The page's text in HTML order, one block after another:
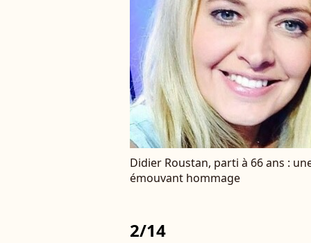
Didier Roustan, parti à 66 ans :
émouvant hommage
2/14